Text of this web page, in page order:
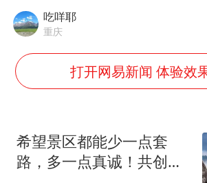
王艺迪无缘横滨
上海大部迎大
《龙餐馆》 冲
吃咩耶
重庆
打开网易新闻 体验效
希望景区都能少一点套
路，多一点真诚！共创良